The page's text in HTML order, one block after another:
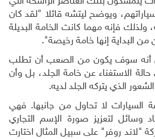
ويوضح ليتشه قائلا "لقد كان
ولذلك فإنه مهما كانت الخامة البديلة
البداية إنها خامة رخيصة".
أنه سوف يكون من الصعب أن تطلب
الاستغناء عن خامة الجلد، بل وأن
الذي يتركه الجلد لديه.
السيارات لا تحاول من جانبها. فهي
لتعزيز صورة الإسم التجاري
"لاند روفر" على سبيل المثال اختارت